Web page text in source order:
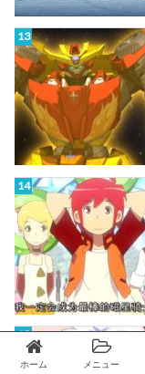
ホーム メニュー
Twitter